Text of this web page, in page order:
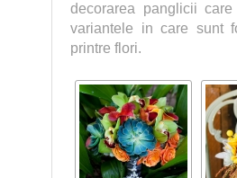
decorarea panglicii
variantele in care sunt
printre flori.